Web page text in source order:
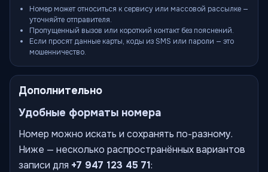
Номер может относиться к сервису или массовой рассылке —
уточняйте отправителя.
Пропущенный вызов или короткий контакт без пояснений.
Если просят данные карты, коды из SMS или пароли — это
мошенничество.
Дополнительно
Удобные форматы номера
Номер можно искать и сохранять по-разному.
Ниже — несколько распространённых вариантов
записи для +7 947 123 45 71: